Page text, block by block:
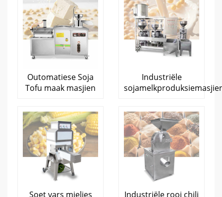
Outomatiese Soja
Tofu maak masjien
Industriële
Soet vars mielies
Industriële rooi chili